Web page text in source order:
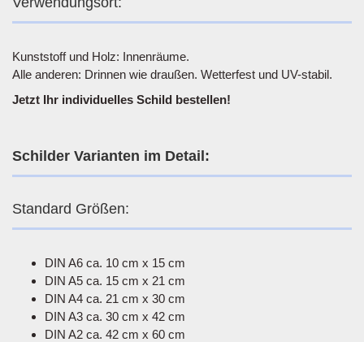
Kunststoff und Holz: Innenräume.
Alle anderen: Drinnen wie draußen. Wetterfest und UV-stabil.
Jetzt Ihr individuelles Schild bestellen!
Schilder Varianten im Detail:
Standard Größen:
DIN A6 ca. 10 cm x 15 cm
DIN A5 ca. 15 cm x 21 cm
DIN A4 ca. 21 cm x 30 cm
DIN A3 ca. 30 cm x 42 cm
DIN A2 ca. 42 cm x 60 cm